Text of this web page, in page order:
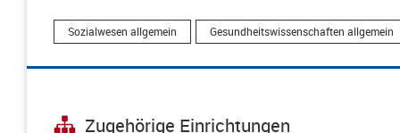
Sozialwesen allgemein Gesundheitswissenschaften allgemein
Zugehörige Einrichtungen